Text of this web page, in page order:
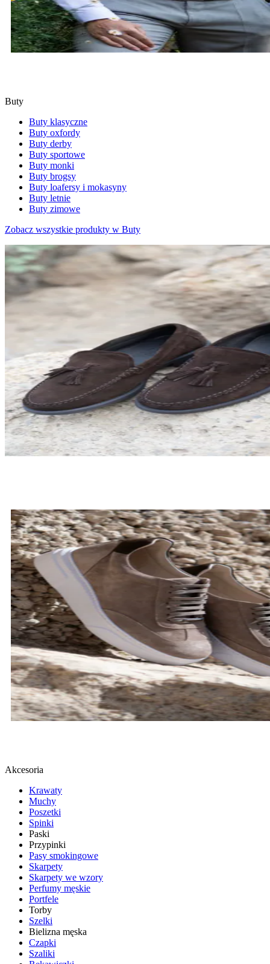
Buty
Buty klasyczne
Buty oxfordy
Buty derby
Buty sportowe
Buty monki
Buty brogsy
Buty loafersy i mokasyny
Buty letnie
Buty zimowe
Zobacz wszystkie produkty w Buty
Akcesoria
Krawaty
Muchy
Poszetki
Spinki
Paski
Przypinki
Pasy smokingowe
Skarpety
Skarpety we wzory
Perfumy męskie
Portfele
Torby
Szelki
Bielizna męska
Czapki
Szaliki